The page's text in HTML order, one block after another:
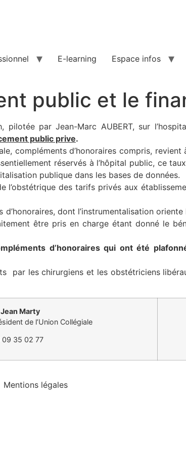
E-learning Espace infos
public et le
pilotée par Jean-Marc AUBERT, sur
public prive.
compléments d’honoraires compris, revient
réservés à l’hôpital public, ce
publique dans les bases de données.
l’obstétrique des tarifs privés aux
dont l’instrumentalisation
être pris en charge étant donné le
d’honoraires qui ont été
par les chirurgiens et les obstétriciens
Jean Marty
de l’Union Collégiale
09 35 02 77
Mentions légales